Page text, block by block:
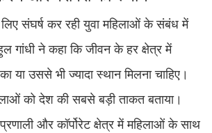
संघर्ष कर रही युवा महिलाओं के संबंध में
गांधी ने कहा कि जीवन के हर क्षेत्र में
या उससे भी ज्यादा स्थान मिलना चाहिए।
को देश की सबसे बड़ी ताकत बताया।
और कॉर्पोरेट क्षेत्र में महिलाओं के साथ